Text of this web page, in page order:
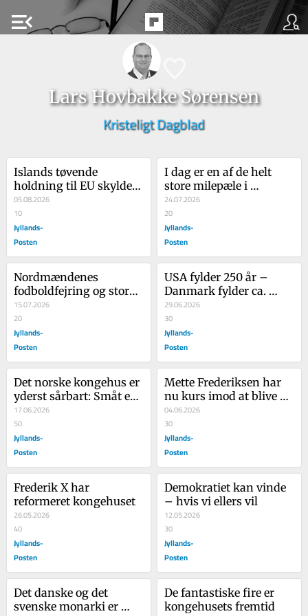
menu_open
Lars Hovbakke Sørensen
Kristeligt Dagblad
Islands tøvende
holdning til EU skyldes
formentlig landets
fælles historie med
Danmark
05.08.2026
10
Jyllands-
Posten
I dag er en af de helt
store milepæle i
Danmarks og Europas
historie
24.07.2026
20
Jyllands-
Posten
Nordmændenes
fodboldfejring og store
opbakning til
kongehuset fortæller,
hvor betydningsfuld
historien er
15.07.2026
20
Jyllands-
Posten
USA fylder 250 år –
Danmark fylder ca.
1.300 år
29.06.2026
30
Jyllands-
Posten
Det norske kongehus er
yderst sårbart: Småt er
ikke altid godt. Og slet
ikke, hvis man er royal
17.06.2026
50
Jyllands-
Posten
Mette Frederiksen har
nu kurs imod at blive
den næstlængst
siddende regeringschef
i hele
parlamentarismens
historie
04.06.2026
30
Jyllands-
Posten
Frederik X har
reformeret kongehuset
26.05.2026
40
Jyllands-
Posten
Demokratiet kan vinde
– hvis vi ellers vil
12.05.2026
30
Jyllands-
Posten
Det danske og det
svenske monarki er
De fantastiske fire er
kongehusets fremtid